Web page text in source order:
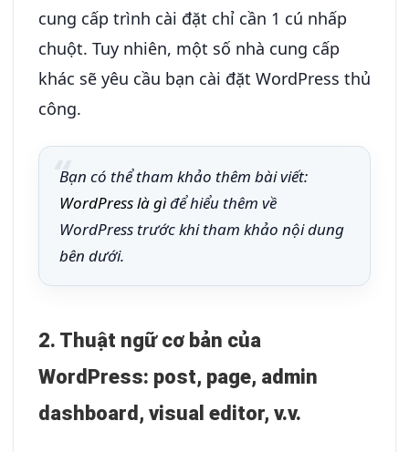
cung cấp trình cài đặt chỉ cần 1 cú nhấp
chuột. Tuy nhiên, một số nhà cung cấp
khác sẽ yêu cầu bạn cài đặt WordPress thủ
công.
Bạn có thể tham khảo thêm bài viết:
WordPress là gìđể hiểu thêm về
WordPress trước khi tham khảo nội dung
bên dưới.
2. Thuật ngữ cơ bản của
WordPress: post, page, admin
dashboard, visual editor, v.v.